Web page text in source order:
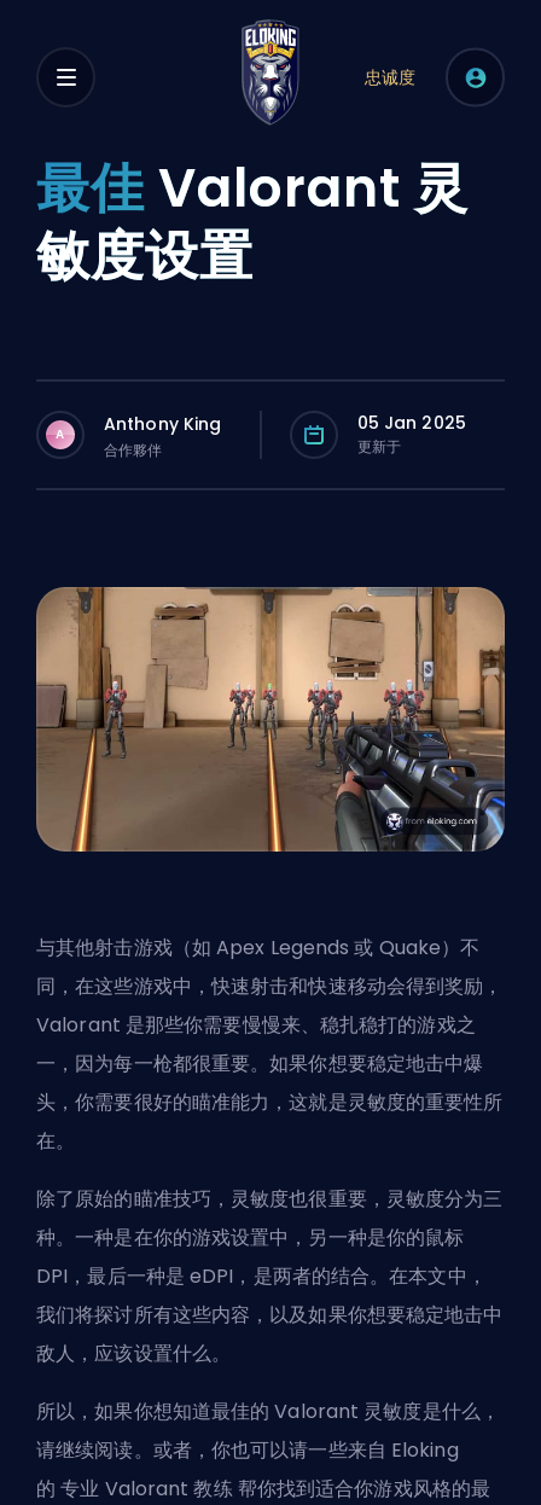
忠诚度
最佳Valorant 灵
敏度设置
A Anthony King
合作夥伴
05 Jan 2025
更新于
与其他射击游戏（如 Apex Legends 或 Quake）不
同，在这些游戏中，快速射击和快速移动会得到奖励，
Valorant 是那些你需要慢慢来、稳扎稳打的游戏之
一，因为每一枪都很重要。如果你想要稳定地击中爆
头，你需要很好的瞄准能力，这就是灵敏度的重要性所
在。
除了原始的瞄准技巧，灵敏度也很重要，灵敏度分为三
种。一种是在你的游戏设置中，另一种是你的鼠标
DPI，最后一种是 eDPI，是两者的结合。在本文中，
我们将探讨所有这些内容，以及如果你想要稳定地击中
敌人，应该设置什么。
所以，如果你想知道最佳的 Valorant 灵敏度是什么，
请继续阅读。或者，你也可以请一些来自 Eloking
的专业 Valorant 教练帮你找到适合你游戏风格的最